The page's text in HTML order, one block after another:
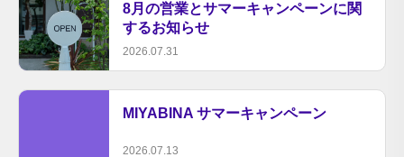
8月の営業とサマーキャンペーンに関
するお知らせ
2026.07.31
MIYABINA サマーキャンペーン
2026.07.13